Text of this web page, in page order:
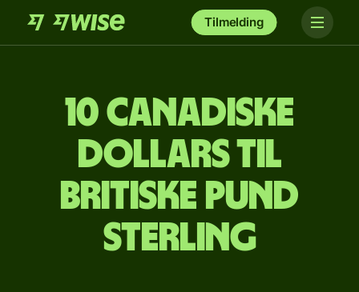
Tilmelding
10 canadiske
dollars til
britiske pund
sterling